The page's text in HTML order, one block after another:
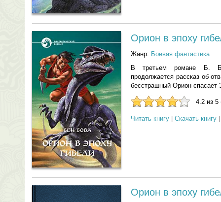
Орион в эпоху
Жанр: Боевая фантастика
В третьем романе Б.
продолжается рассказ об
бесстрашный Орион
4.2 из 5
Читать книгу Скачать книгу
Орион в эпоху